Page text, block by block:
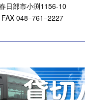
部市小渕1156-10
048−761−2227